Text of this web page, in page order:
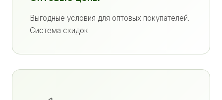
Выгодные условия для оптовых покупателей.
Система скидок